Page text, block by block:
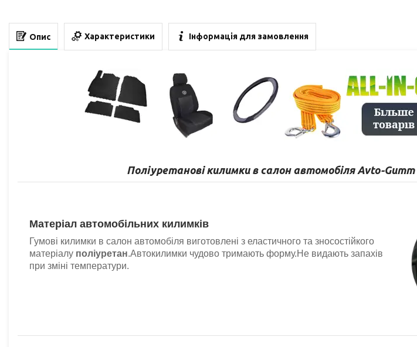
Опис Характеристики Інформація для замовлення
Поліуретанові килимки в салон автомобіля Avto-Gumm
Матеріал автомобільних килимків
Гумові килимки в салон автомобіля виготовлені з еластичного та зносостійкого
матеріалу поліуретан.Автокилимки чудово тримають форму.Не видають запахів
при зміні температури.